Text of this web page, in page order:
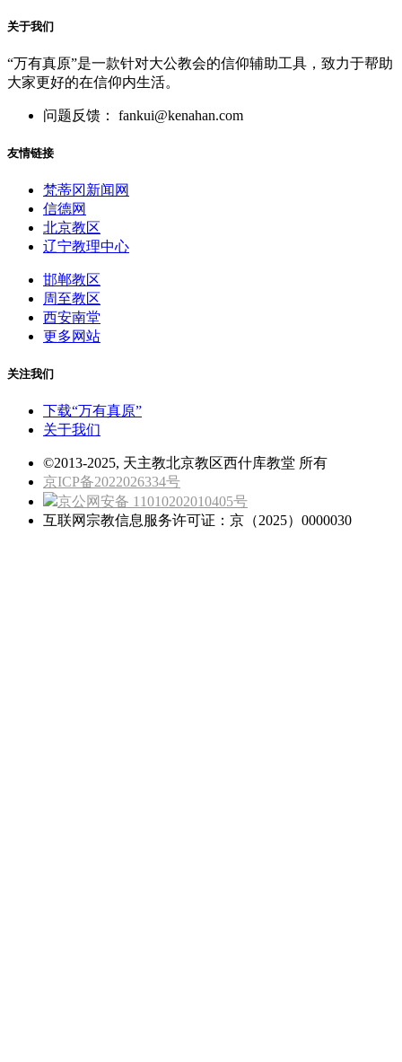
关于我们
“万有真原”是一款针对大公教会的信仰辅助工具，致力于帮助
大家更好的在信仰内生活。
问题反馈： fankui@kenahan.com
友情链接
梵蒂冈新闻网
信德网
北京教区
辽宁教理中心
邯郸教区
周至教区
西安南堂
更多网站
关注我们
下载“万有真原”
关于我们
©2013-2025, 天主教北京教区西什库教堂 所有
京ICP备2022026334号
京公网安备 11010202010405号
互联网宗教信息服务许可证：京（2025）0000030